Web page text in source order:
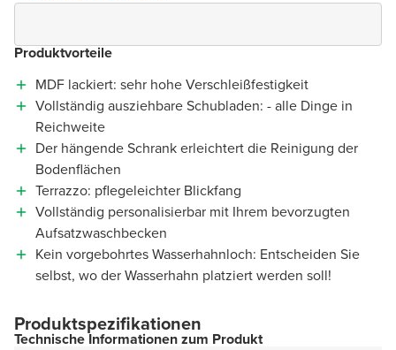
Produktvorteile
MDF lackiert: sehr hohe Verschleißfestigkeit
Vollständig ausziehbare Schubladen: - alle Dinge in
Reichweite
Der hängende Schrank erleichtert die Reinigung der
Bodenflächen
Terrazzo: pflegeleichter Blickfang
Vollständig personalisierbar mit Ihrem bevorzugten
Aufsatzwaschbecken
Kein vorgebohrtes Wasserhahnloch: Entscheiden Sie
selbst, wo der Wasserhahn platziert werden soll!
Produktspezifikationen
Technische Informationen zum Produkt